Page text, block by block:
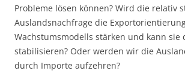
Probleme lösen können? Wird die relativ
Auslandsnachfrage die
Wachstumsmodells stärken und kann sie
stabilisieren? Oder werden wir die
durch Importe aufzehren?